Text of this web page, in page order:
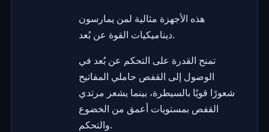
هذه الأجهزة مثالية لمن يمارسون
ديناميكيات القوة عن بُعد.
تمنح القدرة على التحكم عن بُعد في
الوصول إلى القفص حاملي المفاتيح
شعورًا قويًا بالسيطرة، بينما يشعر مرتدي
القفص بمستويات أعمق من الخضوع
والتحكم.